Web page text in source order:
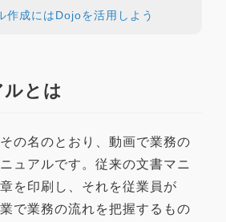
作成にはDojoを活用しよう
とは
の名のとおり、動画で業務の
ュアルです。従来の文書マニ
を印刷し、それを従業員が
で業務の流れを把握するもの